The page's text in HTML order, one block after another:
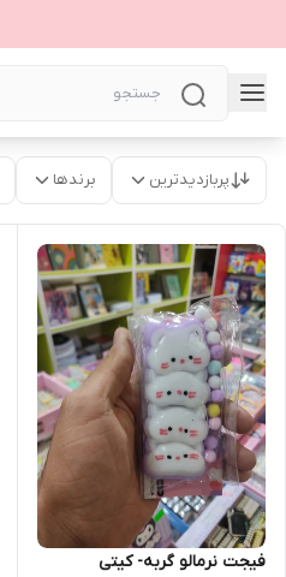
پربازدیدترین برندها
فیجت نرمالو گربه- کیتی